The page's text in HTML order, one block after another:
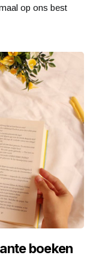
op ons best
boeken